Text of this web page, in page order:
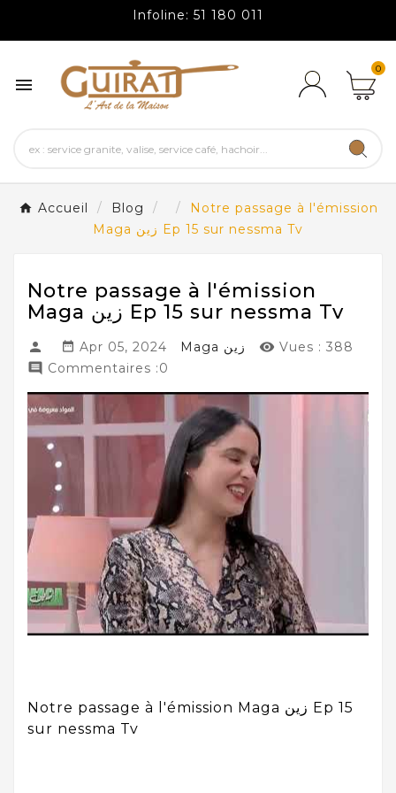
Infoline: 51 180 011

0
Accueil Blog
Notre passage à l'émission
Maga زين Ep 15 sur nessma Tv
Notre passage à l'émission
Maga زين Ep 15 sur nessma Tv
  Apr 05, 2024 Maga زين  Vues : 388
 Commentaires :0
Notre passage à l'émission Maga زين Ep 15
sur nessma Tv